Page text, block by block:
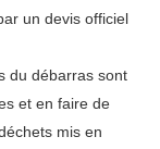
un devis officiel
du débarras sont
et en faire de
mis en